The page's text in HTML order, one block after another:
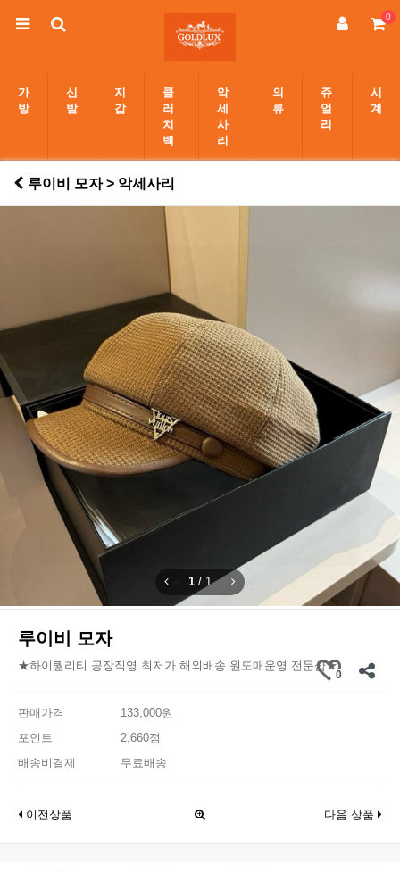
0
가
방
신
발
지
갑
클
러
치
백
악
세
사
리
의
류
쥬
얼
리
시
계
루이비 모자 > 악세사리
1 / 1
루이비 모자
★하이퀄리티 공장직영 최저가 해외배송 원도매운영 전문샵★
0
판매가격
133,000원
포인트
2,660점
배송비결제
무료배송
이전상품 다음 상품